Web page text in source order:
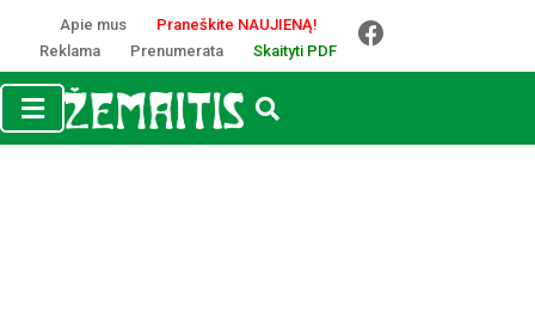
Apie mus
Praneškite NAUJIENĄ!
Reklama
Prenumerata Skaityti PDF